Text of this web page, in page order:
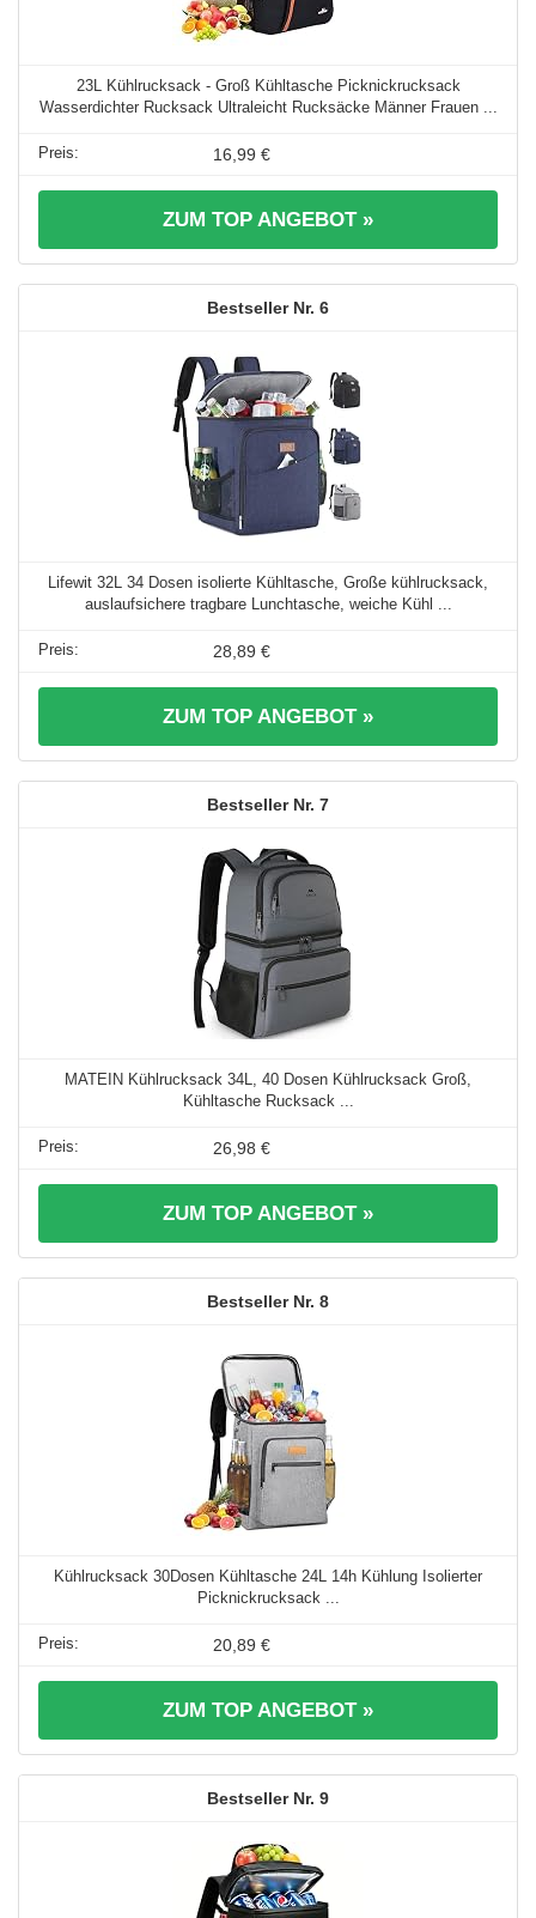
23L Kühlrucksack - Groß Kühltasche Picknickrucksack
Wasserdichter Rucksack Ultraleicht Rucksäcke Männer Frauen ...
16,99 €
ZUM TOP ANGEBOT »
6
Lifewit 32L 34 Dosen isolierte Kühltasche, Große kühlrucksack,
auslaufsichere tragbare Lunchtasche, weiche Kühl ...
28,89 €
ZUM TOP ANGEBOT »
7
MATEIN Kühlrucksack 34L, 40 Dosen Kühlrucksack Groß,
Kühltasche Rucksack ...
26,98 €
ZUM TOP ANGEBOT »
8
Kühlrucksack 30Dosen Kühltasche 24L 14h Kühlung Isolierter
Picknickrucksack ...
20,89 €
ZUM TOP ANGEBOT »
9